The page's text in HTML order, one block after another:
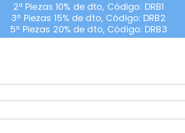
2ª Piezas 10% de dto, Código: DRB1
3ª Piezas 15% de dto, Código: DRB2
5ª Piezas 20% de dto, Código: DRB3